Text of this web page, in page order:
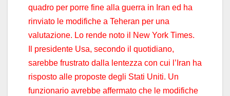
quadro per porre fine alla guerra in Iran ed ha
rinviato le modifiche a Teheran per una
valutazione. Lo rende noto il New York Times.
Il presidente Usa, secondo il quotidiano,
sarebbe frustrato dalla lentezza con cui l’Iran ha
risposto alle proposte degli Stati Uniti. Un
funzionario avrebbe affermato che le modifiche